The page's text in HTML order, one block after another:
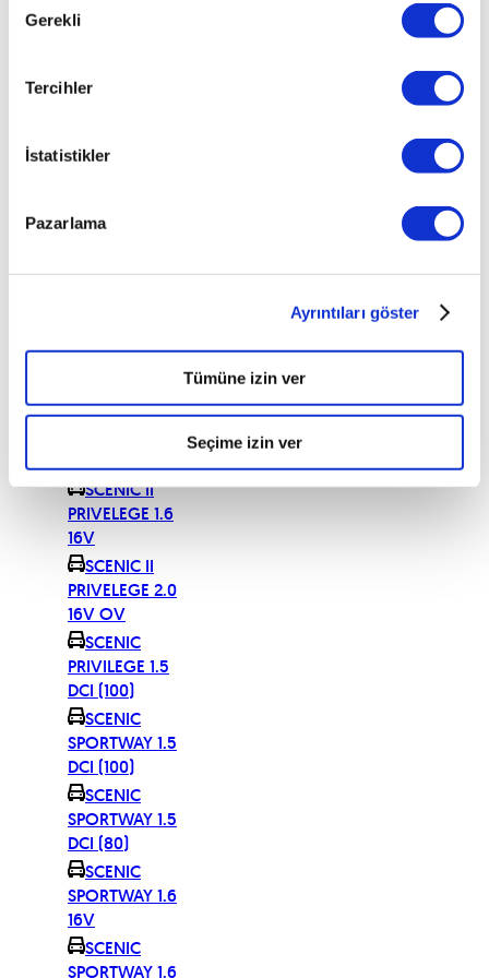
Seçimi
Gerekli
Tercihler
İstatistikler
Pazarlama
Ayrıntıları göster
Tümüne izin ver
Seçime izin ver
16V OV
DCI 120
1.6 16V
1.6 16V
EXPRESSION
SCENIC II
SCENIC II
PRIVELEGE 1.6
16V
SCENIC II
PRIVELEGE 2.0
16V OV
SCENIC
PRIVILEGE 1.5
DCI (100)
SCENIC
SPORTWAY 1.5
DCI (100)
SCENIC
SPORTWAY 1.5
DCI (80)
SCENIC
SPORTWAY 1.6
16V
SCENIC
SPORTWAY 1.6